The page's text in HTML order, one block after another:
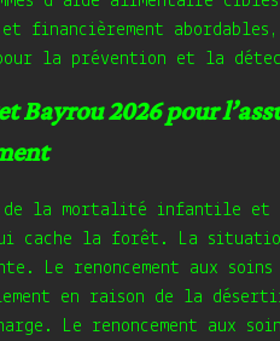
financièrement
la prévention et la
Bayrou 2026 pour
de la mortalité infantile et
cache la forêt. La
Le renoncement aux
en raison de la
Le renoncement aux